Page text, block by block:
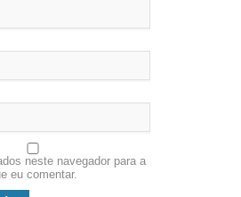
neste navegador para a
eu comentar.